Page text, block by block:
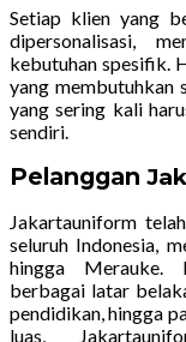
Setiap klien yang
dipersonalisasi,
kebutuhan spesifik.
yang membutuhkan
yang sering kali
sendiri.
Pelanggan
Jakartauniform
seluruh Indonesia,
hingga Merauke.
berbagai latar
pendidikan, hingga
luas,